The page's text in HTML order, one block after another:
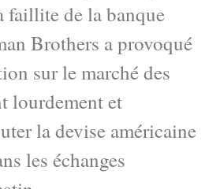
faillite de la banque
Brothers a provoqué
sur le marché des
lourdement et
la devise américaine
les échanges